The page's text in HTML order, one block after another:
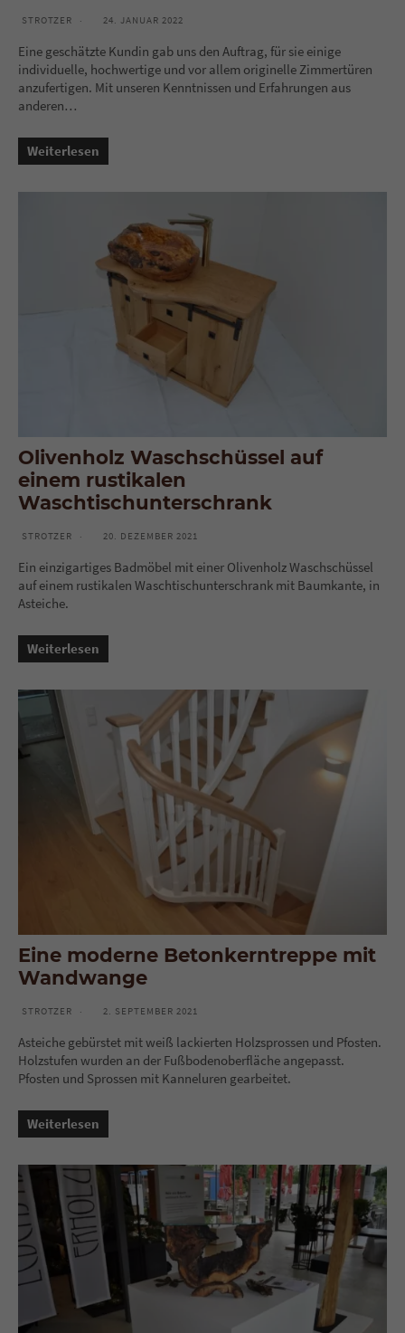
STROTZER 24. JANUAR 2022
Eine geschätzte Kundin gab uns den Auftrag, für sie einige
individuelle, hochwertige und vor allem originelle Zimmertüren
anzufertigen. Mit unseren Kenntnissen und Erfahrungen aus
anderen…
Weiterlesen
Olivenholz Waschschüssel auf
einem rustikalen
Waschtischunterschrank
STROTZER 20. DEZEMBER 2021
Ein einzigartiges Badmöbel mit einer Olivenholz Waschschüssel
auf einem rustikalen Waschtischunterschrank mit Baumkante, in
Asteiche.
Weiterlesen
Eine moderne Betonkerntreppe mit
Wandwange
STROTZER 2. SEPTEMBER 2021
Asteiche gebürstet mit weiß lackierten Holzsprossen und Pfosten.
Holzstufen wurden an der Fußbodenoberfläche angepasst.
Pfosten und Sprossen mit Kanneluren gearbeitet.
Weiterlesen